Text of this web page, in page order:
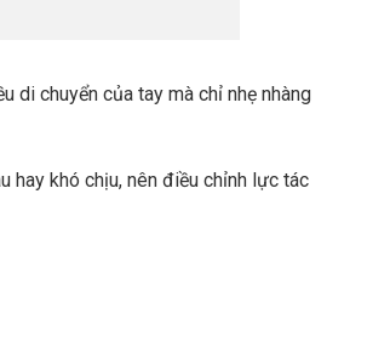
di chuyển của tay mà chỉ nhẹ nhàng
hay khó chịu, nên điều chỉnh lực tác